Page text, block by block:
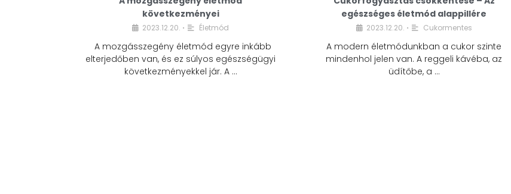
következményei
2023.12.20. • Életmód
A mozgásszegény életmód egyre inkább
elterjedőben van, és ez súlyos egészségügyi
következményekkel jár. A …
egészséges életmód alappillére
2023.12.20. • Cukormentes
A modern életmódunkban a cukor szinte
mindenhol jelen van. A reggeli kávéba, az
üdítőbe, a …
Cukorfogyasztás
egészséges életmód
alappillére